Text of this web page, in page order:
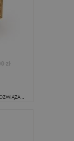
zł
DUŻE KOMODY TO BARDZO WYGODNE ROZWIĄZANIA DO PRZECHOWYWANIA, KTÓRE JEDNOCZEŚNIE NIE ZMNIEJSZAJĄ POWIERZCHNI WNĘTRZA, GDYŻ NIE ZAJMUJĄ MIEJSCA OD PODŁOGI DO SUFITU.